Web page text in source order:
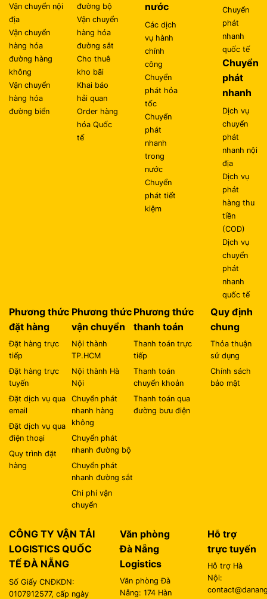
Vận chuyển nội
địa
Vận chuyển
hàng hóa
đường hàng
không
Vận chuyển
hàng hóa
đường biển
đường bộ
Vận chuyển
hàng hóa
đường sắt
Cho thuê
kho bãi
Khai báo
hải quan
Order hàng
hóa Quốc
tế
nước
Các dịch
vụ hành
chính
công
Chuyển
phát hỏa
tốc
Chuyển
phát
nhanh
trong
nước
Chuyển
phát tiết
kiệm
Chuyển
phát
nhanh
quốc tế
Chuyển
phát
nhanh
Dịch vụ
chuyển
phát
nhanh nội
địa
Dịch vụ
phát
hàng thu
tiền
(COD)
Dịch vụ
chuyển
phát
nhanh
quốc tế
Phương thức
đặt hàng
Đặt hàng trực
tiếp
Đặt hàng trực
tuyến
Đặt dịch vụ qua
email
Đặt dịch vụ qua
điện thoại
Quy trình đặt
hàng
Phương thức
vận chuyển
Nội thành
TP.HCM
Nội thành Hà
Nội
Chuyển phát
nhanh hàng
không
Chuyển phát
nhanh đường bộ
Chuyển phát
nhanh đường sắt
Chi phí vận
chuyển
Phương thức
thanh toán
Thanh toán trực
tiếp
Thanh toán
chuyển khoản
Thanh toán qua
đường bưu điện
Quy định
chung
Thỏa thuận
sử dụng
Chính sách
bảo mật
CÔNG TY VẬN TẢI
LOGISTICS QUỐC
TẾ ĐÀ NẴNG
Số Giấy CNĐKDN:
0107912577, cấp ngày
Văn phòng
Đà Nẵng
Logistics
Văn phòng Đà
Nẵng: 174 Hàn
Hỗ trợ
trực tuyến
Hỗ trợ Hà
Nội: